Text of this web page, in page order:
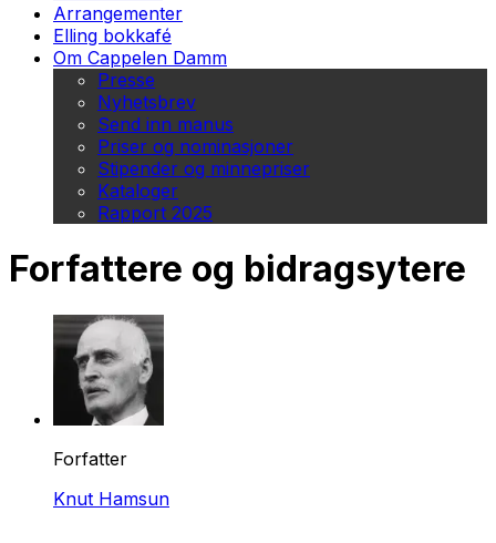
Arrangementer
Elling bokkafé
Om Cappelen Damm
Presse
Nyhetsbrev
Send inn manus
Priser og nominasjoner
Stipender og minnepriser
Kataloger
Rapport 2025
Forfattere og bidragsytere
Forfatter
Knut Hamsun